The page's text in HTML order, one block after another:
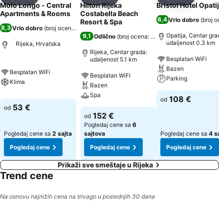
Molo Longo - Central
Apartments & Rooms
8,3Vrlo dobro (broj ocena: 3.364
Rijeka, Hrvatska
Besplatan WiFi
Klima
od 53 €
Pogledaj cene sa 2 sajta
Pogledaj cene
Hilton Rijeka
Costabella Beach
Resort & Spa
9,1 Odlično (broj ocena: 8.046)
Rijeka, Centar grada:
udaljenost 5.1 km
Besplatan WiFi
Bazen
Spa
od 152 €
Pogledaj cene sa 6
sajtova
Pogledaj cene
Bristol Hotel
8,4Vrlo dobro (broj
Opatija, Centar
udaljenost 0.3 km
Besplatan WiFi
Bazen
Parking
od 108 €
Pogledaj cene sa 4
Pogledaj cene
Prikaži sve smeštaje u Rijeka
Trend cene
Na osnovu najnižih cena na trivago u poslednjih 30 dana